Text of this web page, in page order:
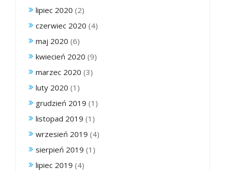
lipiec 2020 (2)
czerwiec 2020 (4)
maj 2020 (6)
kwiecień 2020 (9)
marzec 2020 (3)
luty 2020 (1)
grudzień 2019 (1)
listopad 2019 (1)
wrzesień 2019 (4)
sierpień 2019 (1)
lipiec 2019 (4)